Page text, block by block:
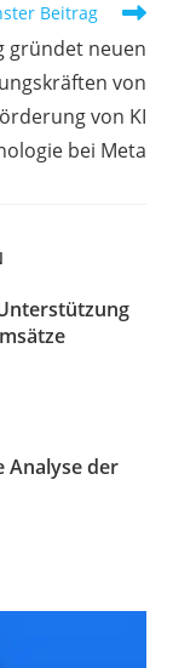
Beitrag
gründet neuen
von
von KI
bei Meta
Analyse der